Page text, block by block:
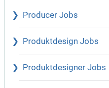
Producer Jobs
Produktdesign Jobs
Produktdesigner Jobs